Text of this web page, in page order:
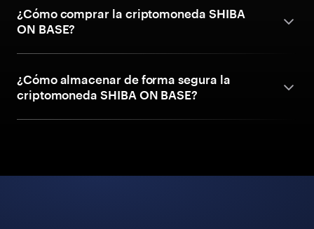
¿Cómo comprar la criptomoneda SHIBA
ON BASE?
¿Cómo almacenar de forma segura la
criptomoneda SHIBA ON BASE?